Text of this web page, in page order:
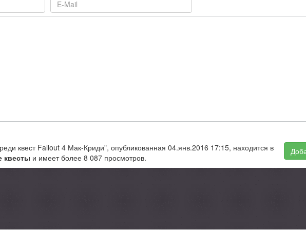
квест Fallout 4 Мак-Криди", опубликованная 04.янв.2016 17:15, находится в
квесты и имеет более 8 087 просмотров.